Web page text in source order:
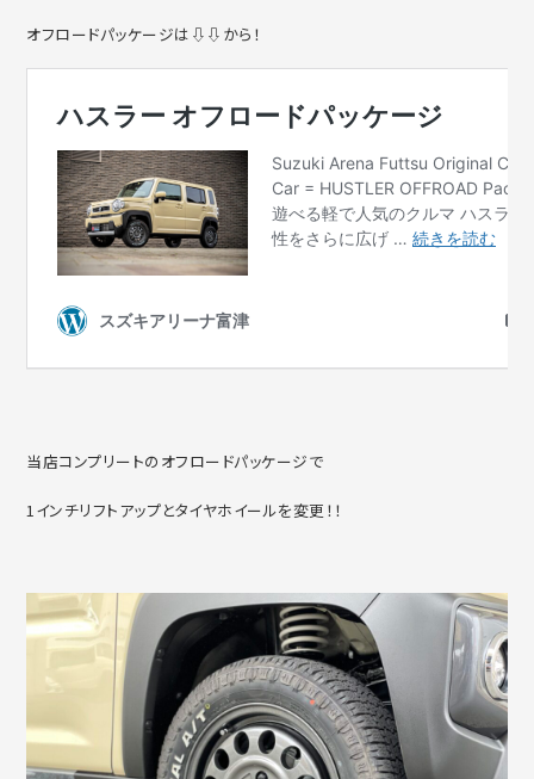
オフロードパッケージは⇩⇩から！
当店コンプリートのオフロードパッケージで
1インチリフトアップとタイヤホイールを変更！！